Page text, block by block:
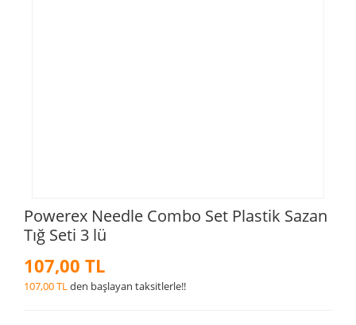
Powerex Needle Combo Set Plastik Sazan
Tığ Seti 3 lü
107,00 TL
107,00 TLden başlayan taksitlerle!!